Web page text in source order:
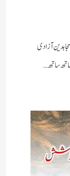
آزادی
ساتھ…